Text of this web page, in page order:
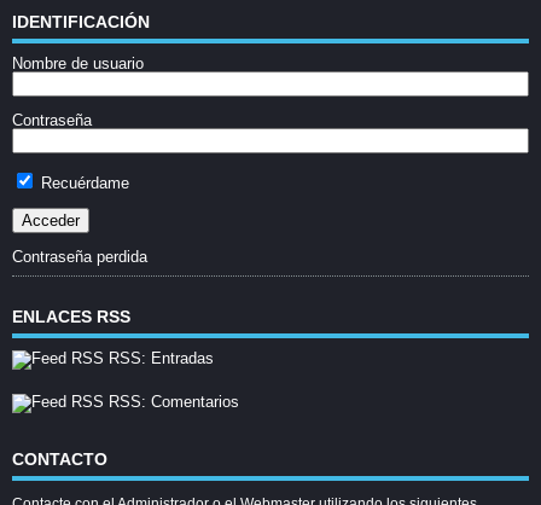
IDENTIFICACIÓN
Nombre de usuario
Contraseña
Recuérdame
Contraseña perdida
ENLACES RSS
RSS: Entradas
RSS: Comentarios
CONTACTO